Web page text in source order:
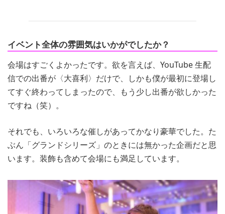
イベント全体の雰囲気はいかがでしたか？
会場はすごくよかったです。欲を言えば、YouTube 生配
信での出番が〈大喜利〉だけで、しかも僕が最初に登場し
てすぐ終わってしまったので、もう少し出番が欲しかった
ですね（笑）。
それでも、いろいろな催しがあってかなり豪華でした。た
ぶん「グランドシリーズ」のときには無かった企画だと思
います。装飾も含めて会場にも満足しています。